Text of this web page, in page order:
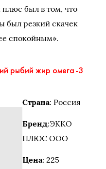
был в том, что
был резкий скачек
спокойным».
рыбий жир омега-3
Страна: Россия
Бренд:ЭККО
ПЛЮС ООО
Цена: 225